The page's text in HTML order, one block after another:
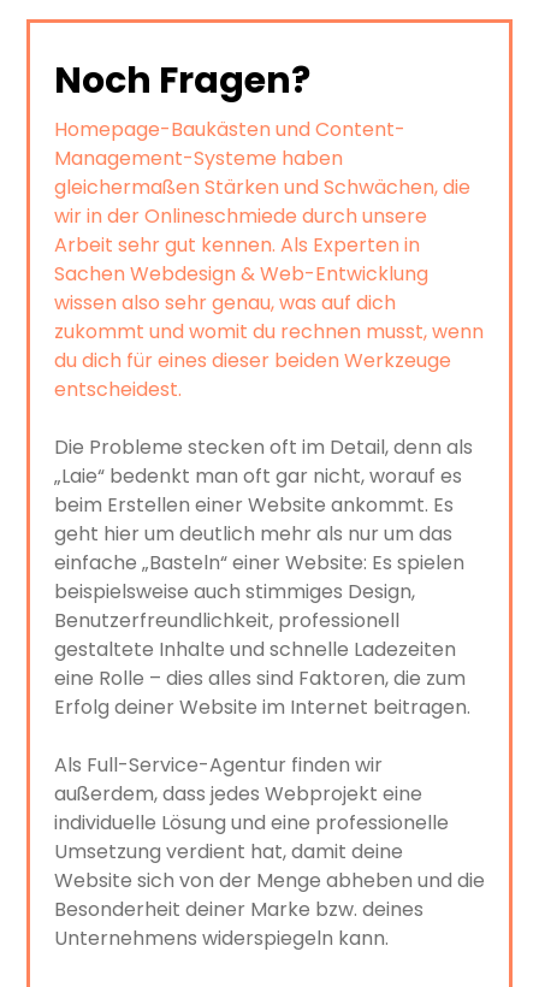
Noch Fragen?
Homepage-Baukästen und Content-
Management-Systeme haben
gleichermaßen Stärken und Schwächen, die
wir in der Onlineschmiede durch unsere
Arbeit sehr gut kennen. Als Experten in
Sachen Webdesign & Web-Entwicklung
wissen also sehr genau, was auf dich
zukommt und womit du rechnen musst, wenn
du dich für eines dieser beiden Werkzeuge
entscheidest.
Die Probleme stecken oft im Detail, denn als
„Laie“ bedenkt man oft gar nicht, worauf es
beim Erstellen einer Website ankommt. Es
geht hier um deutlich mehr als nur um das
einfache „Basteln“ einer Website: Es spielen
beispielsweise auch stimmiges Design,
Benutzerfreundlichkeit, professionell
gestaltete Inhalte und schnelle Ladezeiten
eine Rolle – dies alles sind Faktoren, die zum
Erfolg deiner Website im Internet beitragen.
Als Full-Service-Agentur finden wir
außerdem, dass jedes Webprojekt eine
individuelle Lösung und eine professionelle
Umsetzung verdient hat, damit deine
Website sich von der Menge abheben und die
Besonderheit deiner Marke bzw. deines
Unternehmens widerspiegeln kann.